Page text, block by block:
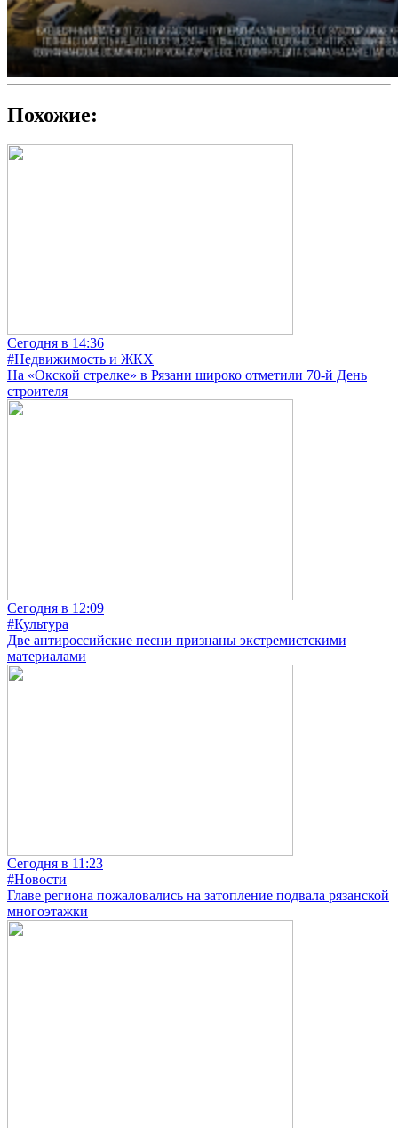
Похожие:
Сегодня в 14:36
#Недвижимость и ЖКХ
На «Окской стрелке» в Рязани широко отметили 70-й День
строителя
Сегодня в 12:09
#Культура
Две антироссийские песни признаны экстремистскими
материалами
Сегодня в 11:23
#Новости
Главе региона пожаловались на затопление подвала рязанской
многоэтажки